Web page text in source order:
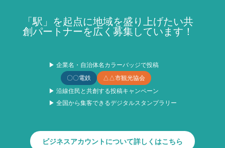
「駅」を起点に地域を盛り上げたい共
創パートナーを広く募集しています！
▶ 企業名・自治体名カラーバッジで投稿
〇〇電鉄
△△市観光協会
▶ 沿線住民と共創する投稿キャンペーン
▶ 全国から集客できるデジタルスタンプラリー
ビジネスアカウントについて詳しくはこちら